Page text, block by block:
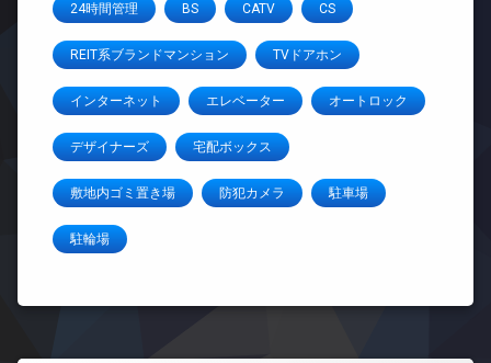
24時間管理 BS CATV CS
REIT系ブランドマンション TVドアホン
インターネット エレベーター オートロック
デザイナーズ 宅配ボックス
敷地内ゴミ置き場 防犯カメラ 駐車場
駐輪場